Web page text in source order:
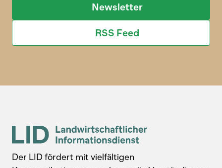
Newsletter
RSS Feed
Der LID fördert mit vielfältigen